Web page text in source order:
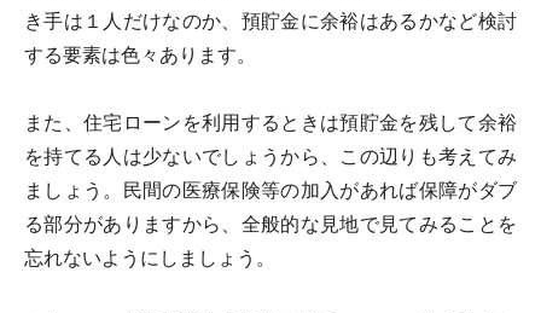
き手は１人だけなのか、預貯金に余裕はあるかなど検討
する要素は色々あります。
また、住宅ローンを利用するときは預貯金を残して余裕
を持てる人は少ないでしょうから、この辺りも考えてみ
ましょう。民間の医療保険等の加入があれば保障がダブ
る部分がありますから、全般的な見地で見てみることを
忘れないようにしましょう。